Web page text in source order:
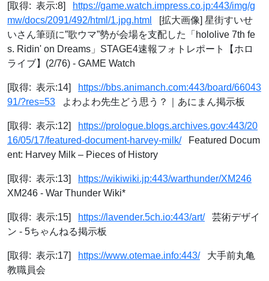
[取得: 表示:8]
https://game.watch.impress.co.jp:443/img/g
mw/docs/2091/492/html/1.jpg.html
[拡大画像] 星街すいせ
いさん筆頭に”歌ウマ”勢が会場を支配した「hololive 7th fe
s. Ridin' on Dreams」STAGE4速報フォトレポート【ホロ
ライブ】(2/76) - GAME Watch
[取得: 表示:14]
https://bbs.animanch.com:443/board/66043
91/?res=53 よわよわ先生どう思う？｜あにまん掲示板
[取得: 表示:12]
https://prologue.blogs.archives.gov:443/20
16/05/17/featured-document-harvey-milk/Featured Docum
ent: Harvey Milk – Pieces of History
[取得: 表示:13]
https://wikiwiki.jp:443/warthunder/XM246
XM246 - War Thunder Wiki*
[取得: 表示:15] https://lavender.5ch.io:443/art/芸術デザイ
ン - 5ちゃんねる掲示板
[取得: 表示:17] https://www.otemae.info:443/大手前丸亀
教職員会